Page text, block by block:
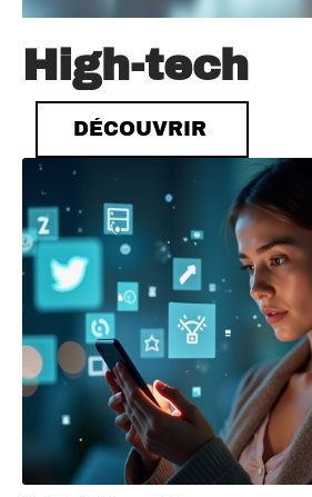
High-tech
DÉCOUVRIR